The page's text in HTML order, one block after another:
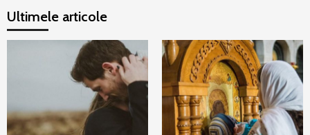
Ultimele articole